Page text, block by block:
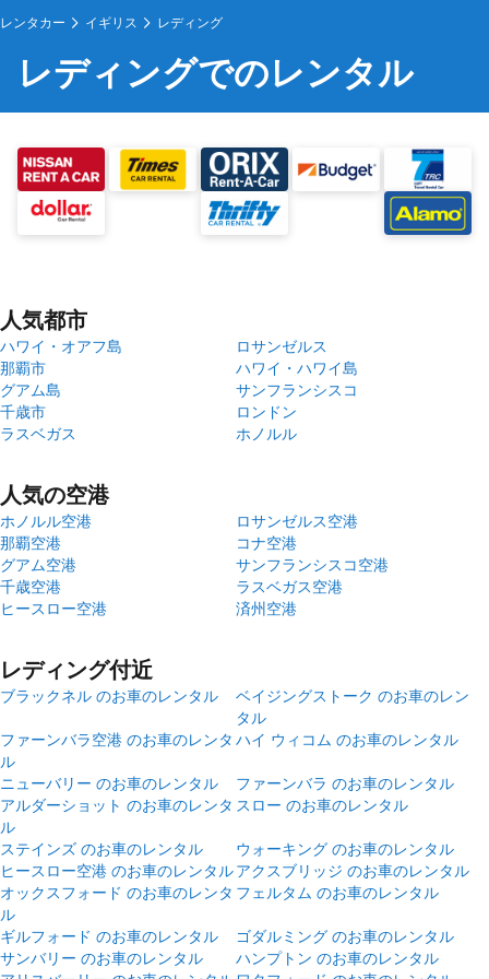
レンタカー イギリス レディング
レディングでのレンタル
人気都市
ハワイ・オアフ島
ロサンゼルス
那覇市
ハワイ・ハワイ島
グアム島
サンフランシスコ
千歳市
ロンドン
ラスベガス
ホノルル
人気の空港
ホノルル空港
ロサンゼルス空港
那覇空港
コナ空港
グアム空港
サンフランシスコ空港
千歳空港
ラスベガス空港
ヒースロー空港
済州空港
レディング付近
ブラックネル のお車のレンタル
ベイジングストーク のお車のレン
タル
ファーンバラ空港 のお車のレンタ
ル
ハイ ウィコム のお車のレンタル
ニューバリー のお車のレンタル
ファーンバラ のお車のレンタル
アルダーショット のお車のレンタ
ル
スロー のお車のレンタル
ステインズ のお車のレンタル
ウォーキング のお車のレンタル
ヒースロー空港 のお車のレンタルアクスブリッジ のお車のレンタル
オックスフォード のお車のレンタ
ル
フェルタム のお車のレンタル
ギルフォード のお車のレンタル
ゴダルミング のお車のレンタル
サンバリー のお車のレンタル
ハンプトン のお車のレンタル